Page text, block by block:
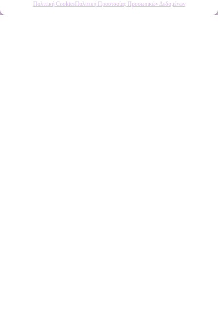
Πολιτική Cookies Πολιτική Προστασίας Προσωπικών Δεδομένων